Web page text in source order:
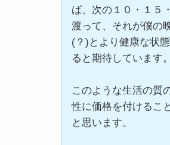
ば、次の１０・１５
渡って、それが僕の
(？)とより健康な状
ると期待しています。
このような生活の質
性に価格を付けるこ
と思います。